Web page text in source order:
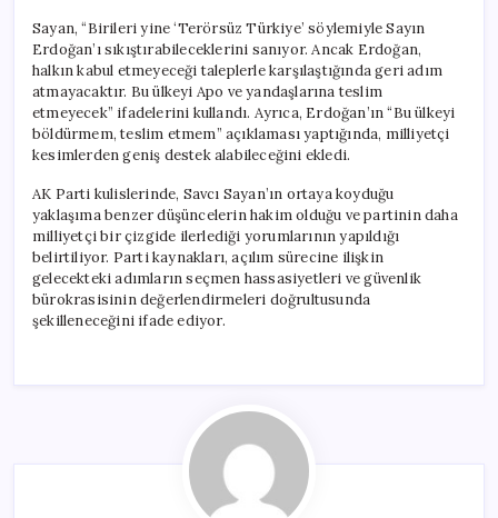
Sayan, “Birileri yine ‘Terörsüz Türkiye’ söylemiyle Sayın
Erdoğan’ı sıkıştırabileceklerini sanıyor. Ancak Erdoğan,
halkın kabul etmeyeceği taleplerle karşılaştığında geri adım
atmayacaktır. Bu ülkeyi Apo ve yandaşlarına teslim
etmeyecek” ifadelerini kullandı. Ayrıca, Erdoğan’ın “Bu ülkeyi
böldürmem, teslim etmem” açıklaması yaptığında, milliyetçi
kesimlerden geniş destek alabileceğini ekledi.
AK Parti kulislerinde, Savcı Sayan’ın ortaya koyduğu
yaklaşıma benzer düşüncelerin hakim olduğu ve partinin daha
milliyetçi bir çizgide ilerlediği yorumlarının yapıldığı
belirtiliyor. Parti kaynakları, açılım sürecine ilişkin
gelecekteki adımların seçmen hassasiyetleri ve güvenlik
bürokrasisinin değerlendirmeleri doğrultusunda
şekilleneceğini ifade ediyor.